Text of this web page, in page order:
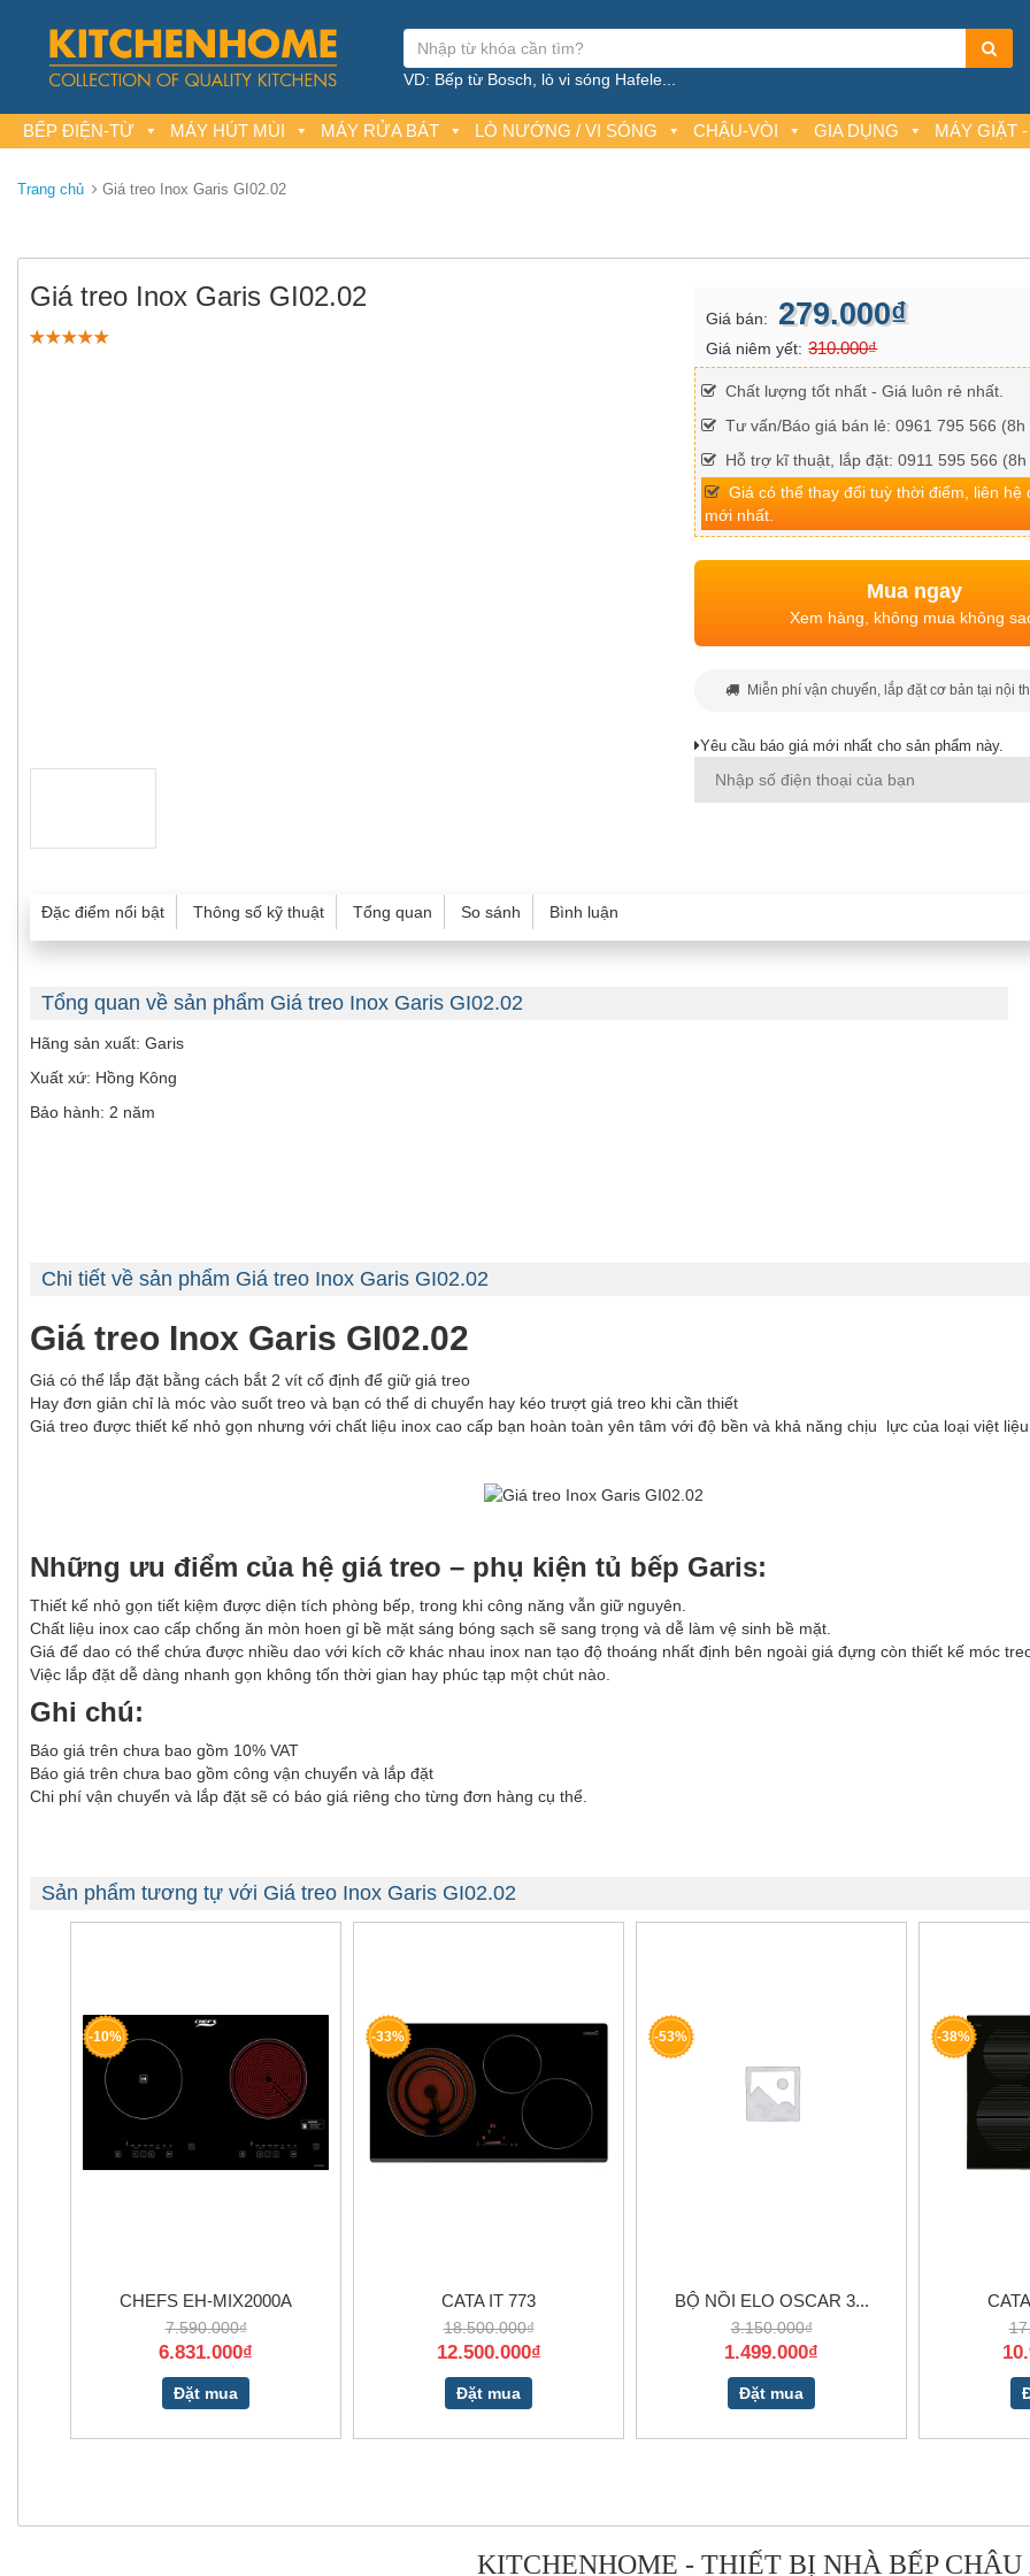
VD: Bếp từ Bosch, lò vi sóng Hafele...
BẾP ĐIỆN-TỪ MÁY HÚT MÙI MÁY RỬA BÁT LÒ NƯỚNG / VI SÓNG CHẬU-VÒI GIA DỤNG MÁY GIẶT
Trang chủ Giá treo Inox Garis GI02.02
Giá treo Inox Garis GI02.02
Giá bán: 279.000₫
Giá niêm yết: 310.000₫
Chất lượng tốt nhất - Giá luôn rẻ nhất.
Tư vấn/Báo giá bán lẻ: 0961 795 566 (8h
Hỗ trợ kĩ thuật, lắp đặt: 0911 595 566
Giá có thể thay đổi tuỳ thời điểm, liên hệ
mới nhất.
Mua ngay
Xem hàng, không mua không
Miễn phí vận chuyển, lắp đặt cơ bản tại nội
Yêu cầu báo giá mới nhất cho sản phẩm này.
Đặc điểm nổi bật Thông số kỹ thuật Tổng quan So sánh Bình luận
Tổng quan về sản phẩm Giá treo Inox Garis GI02.02
Hãng sản xuất: Garis
Xuất xứ: Hồng Kông
Bảo hành: 2 năm
Chi tiết về sản phẩm Giá treo Inox Garis GI02.02
Giá treo Inox Garis GI02.02
Giá có thể lắp đặt bằng cách bắt 2 vít cố định để giữ giá treo
Hay đơn giản chỉ là móc vào suốt treo và bạn có thể di chuyển hay kéo trượt giá treo khi cần thiết
Giá treo được thiết kế nhỏ gọn nhưng với chất liệu inox cao cấp bạn hoàn toàn yên tâm với độ bền và khả năng chịu lực của loại việt
Những ưu điểm của hệ giá treo – phụ kiện tủ bếp Garis:
Thiết kế nhỏ gọn tiết kiệm được diện tích phòng bếp, trong khi công năng vẫn giữ nguyên.
Chất liệu inox cao cấp chống ăn mòn hoen gỉ bề mặt sáng bóng sạch sẽ sang trọng và dễ làm vệ sinh bề mặt.
Giá để dao có thể chứa được nhiều dao với kích cỡ khác nhau inox nan tạo độ thoáng nhất định bên ngoài giá đựng còn thiết kế móc
Việc lắp đặt dễ dàng nhanh gọn không tốn thời gian hay phúc tạp một chút nào.
Ghi chú:
Báo giá trên chưa bao gồm 10% VAT
Báo giá trên chưa bao gồm công vận chuyển và lắp đặt
Chi phí vận chuyển và lắp đặt sẽ có báo giá riêng cho từng đơn hàng cụ thể.
Sản phẩm tương tự với Giá treo Inox Garis GI02.02
-10%
CHEFS EH-MIX2000A
7.590.000₫
6.831.000₫
Đặt mua
-33%
CATA IT 773
18.500.000₫
12.500.000₫
Đặt mua
-53%
BỘ NỒI ELO OSCAR 3...
3.150.000₫
1.499.000₫
Đặt mua
-38%
KITCHENHOME - THIẾT BỊ NHÀ BẾP CHÂU